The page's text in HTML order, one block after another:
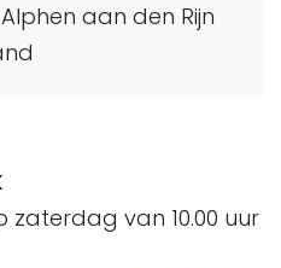
aan den Rijn
zaterdag van 10.00 uur